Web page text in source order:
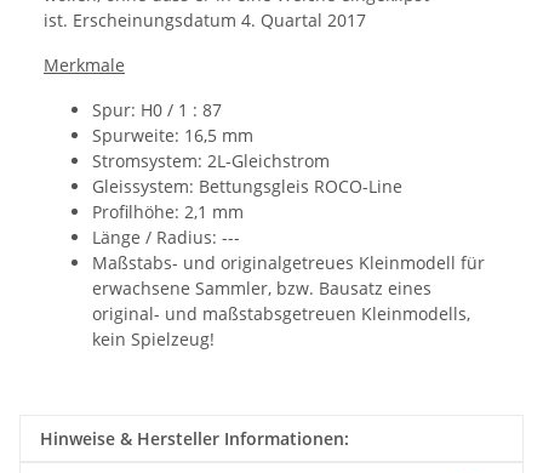
ist. Erscheinungsdatum 4. Quartal 2017
Merkmale
Spur: H0 / 1 : 87
Spurweite: 16,5 mm
Stromsystem: 2L-Gleichstrom
Gleissystem: Bettungsgleis ROCO-Line
Profilhöhe: 2,1 mm
Länge / Radius: ---
Maßstabs- und originalgetreues Kleinmodell für
erwachsene Sammler, bzw. Bausatz eines
original- und maßstabsgetreuen Kleinmodells,
kein Spielzeug!
Hinweise & Hersteller Informationen: